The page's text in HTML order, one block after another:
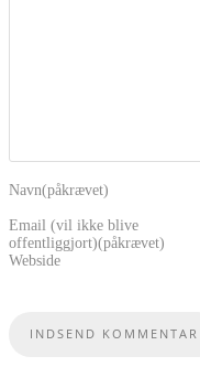
Navn(påkrævet)
Email (vil ikke blive
offentliggjort)(påkrævet)
Webside